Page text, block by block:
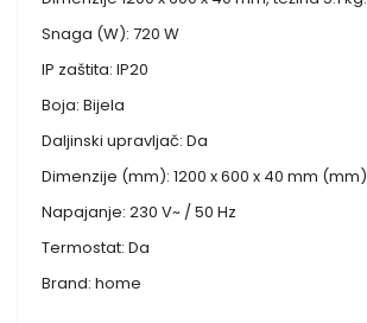
Snaga (W): 720 W
IP zaštita: IP20
Boja: Bijela
Daljinski upravljač: Da
Dimenzije (mm): 1200 x 600 x 40 mm (mm)
Napajanje: 230 V~ / 50 Hz
Termostat: Da
Brand: home